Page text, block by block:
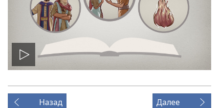
Воспроизвести
видео
Назад Далее